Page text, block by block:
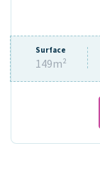
Surface
149m²